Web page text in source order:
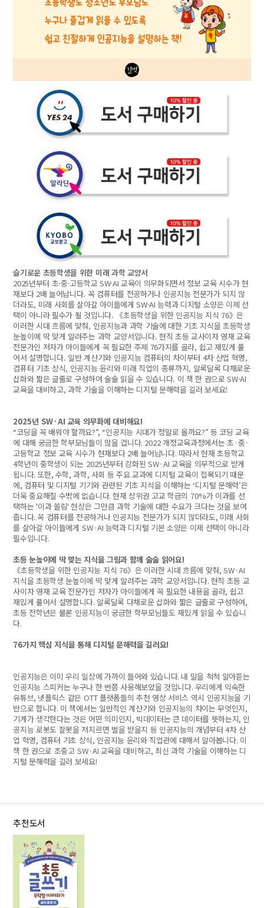
슬기로운 초등학생을 위한 미래 과학 교양서
2025년부터 초·중·고등학교 SW·AI 교육이 의무화되면서 정보 교육 시수가 현
재보다 2배 늘어납니다. 꼭 컴퓨터를 전공하거나 인공지능 전문가가 되지 않
더라도, 미래 사회를 살아갈 아이들에게 SW·AI 능력과 디지털 소양은 이제 선
택이 아니라 필수가 될 것입니다. 《초등학생을 위한 인공지능 지식 76》은
이러한 시대 흐름에 맞춰, 인공지능과 과학 기술에 대한 기초 지식을 초등학생
눈높이에 딱 맞게 알려주는 과학 교양서입니다. 현직 초등 교사이자 영재 교육
전문가인 저자가 아이들에게 꼭 필요한 주제 76가지를 골라, 쉽고 재밌게 풀
어서 설명합니다. 일반 계산기와 인공지능 컴퓨터의 차이부터 4차 산업 혁명,
컴퓨터 기초 상식, 인공지능 윤리와 미래 직업의 종류까지, 알록달록 다채로운
삽화와 짧은 글줄로 구성하여 술술 읽을 수 있습니다. 이 책 한 권으로 SW·AI
교육을 대비하고, 과학 기술을 이해하는 디지털 문해력을 길러 보세요!
2025년 SW·AI 교육 의무화에 대비해요!
“코딩을 꼭 배워야 할까요?”, “인공지능 시대가 정말로 올까요?” 등 코딩 교육
에 대해 궁금한 학부모님들이 많을 겁니다. 2022개정교육과정에서는 초 ·중·
고등학교 정보 교육 시수가 현재보다 2배 늘어납니다. 따라서 현재 초등학교
4학년이 중학생이 되는 2025년부터 강화된 SW·AI 교육을 의무적으로 받게
됩니다. 또한, 수학,과학, 사회 등 주요 교과에 디지털 교육이 접목되기 때문
에, 컴퓨터 및 디지털 기기와 관련된 기초 지식을 이해하는 ‘디지털 문해력’은
더욱 중요해질 수밖에 없습니다.현재 상위권 고교 학급의 70%가 이과를 선
택하는'이과 쏠림'현상은 그만큼 과학 기술에 대한 수요가 크다는 것을 보여
줍니다.꼭 컴퓨터를 전공하거나 인공지능 전문가가 되지 않더라도, 미래 사회
를 살아갈 아이들에게 SW·AI 능력과 디지털 기본 소양은 이제 선택이 아니라
필수입니다.
초등 눈높이에 딱 맞는 지식을 그림과 함께 술술 읽어요!
《초등학생을 위한 인공지능 지식 76》 은 이러한 시대 흐름에 맞춰, SW·AI
지식을 초등학생 눈높이에 딱 맞게 알려주는 과학 교양서입니다. 현직 초등 교
사이자 영재 교육 전문가인 저자가 아이들에게 꼭 필요한 내용을 골라, 쉽고
재밌게 풀어서 설명합니다. 알록달록 다채로운 삽화와 짧은 글줄로 구성하여,
초등 전학년은 물론 인공지능이 궁금한 학부모님들도 재밌게 읽을 수 있습니
다.
76가지 핵심 지식을 통해 디지털 문해력을 길러요!
인공지능은 이미 우리 일상에 가까이 들어와 있습니다. 내 말을 척척 알아듣는
인공지능 스피커는 누구나 한 번쯤 사용해보았을 것입니다. 우리에게 익숙한
유튜브, 넷플릭스 같은 OTT플랫폼들의 추천 영상 서비스 역시 인공지능을 기
반으로 합니다. 이 책에서는 일반적인 계산기와 인공지능의 차이는 무엇인지,
기계가 생각한다는 것은 어떤 의미인지, 빅데이터는 큰 데이터를 뜻하는지, 인
공지능 로봇도 잘못을 저지르면 벌을 받을지 등 인공지능의 개념부터4차 산
업 혁명, 컴퓨터 기초 상식, 인공지능 윤리와 직업관에 대해서 알아봅니다. 이
책 한 권으로 초중고 SW·AI 교육을 대비하고, 최신 과학 기술을 이해하는 디
지털 문해력을 길러 보세요!
추천도서